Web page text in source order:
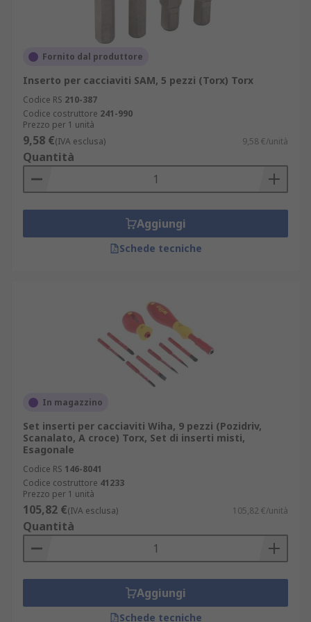
Fornito dal produttore
Inserto per cacciaviti SAM, 5 pezzi (Torx) Torx
Codice RS 210-387
Codice costruttore 241-990
Prezzo per 1 unità
9,58 €(IVA esclusa) 9,58 €/unità
Quantità
Aggiungi
Schede tecniche
In magazzino
Set inserti per cacciaviti Wiha, 9 pezzi (Pozidriv,
Scanalato, A croce) Torx, Set di inserti misti,
Esagonale
Codice RS 146-8041
Codice costruttore 41233
Prezzo per 1 unità
105,82 €(IVA esclusa) 105,82 €/unità
Quantità
Aggiungi
Schede tecniche